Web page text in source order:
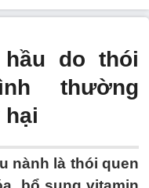
do thói
thường
nành là thói quen